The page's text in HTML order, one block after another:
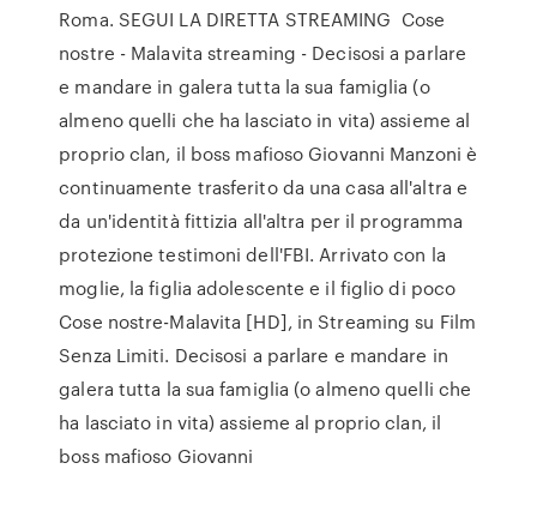
Roma. SEGUI LA DIRETTA STREAMING Cose
nostre - Malavita streaming - Decisosi a parlare
e mandare in galera tutta la sua famiglia (o
almeno quelli che ha lasciato in vita) assieme al
proprio clan, il boss mafioso Giovanni Manzoni è
continuamente trasferito da una casa all'altra e
da un'identità fittizia all'altra per il programma
protezione testimoni dell'FBI. Arrivato con la
moglie, la figlia adolescente e il figlio di poco
Cose nostre-Malavita [HD], in Streaming su Film
Senza Limiti. Decisosi a parlare e mandare in
galera tutta la sua famiglia (o almeno quelli che
ha lasciato in vita) assieme al proprio clan, il
boss mafioso Giovanni